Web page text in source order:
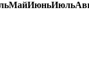
МайИюньИюль